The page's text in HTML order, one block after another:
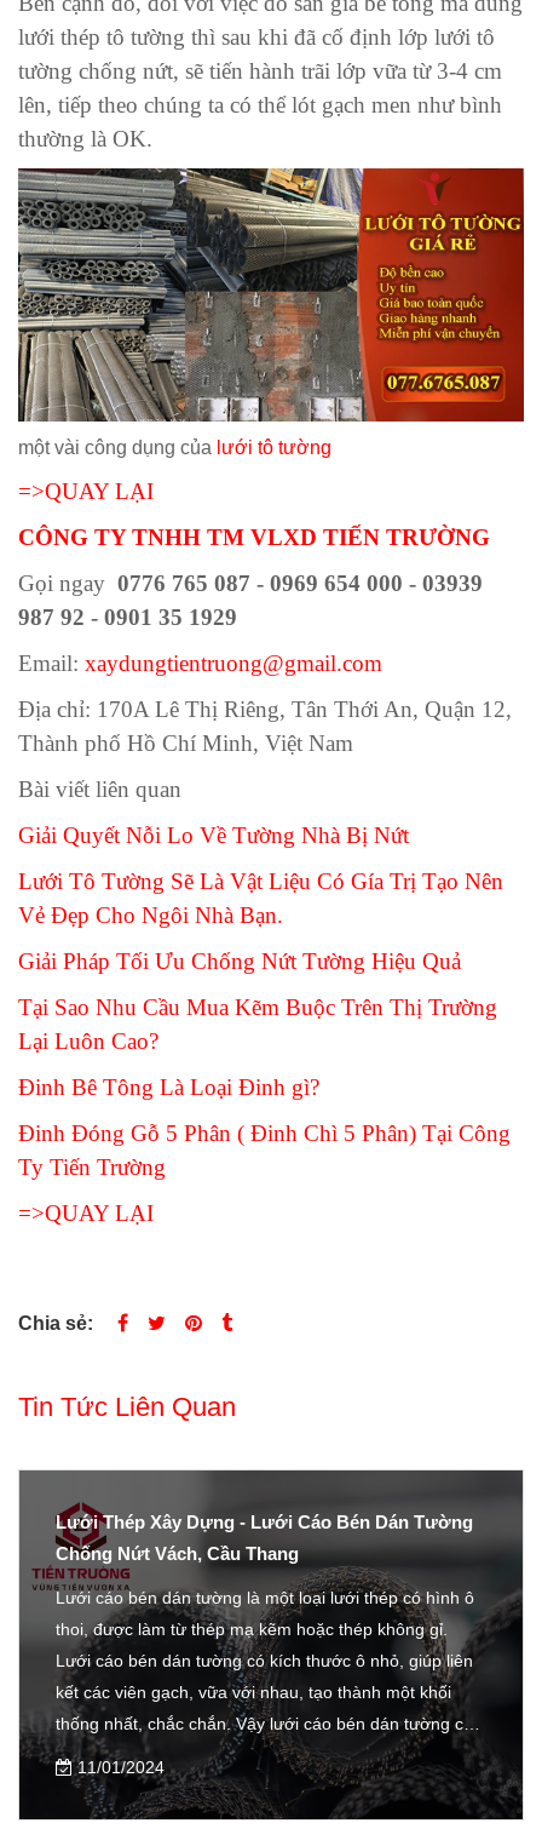
lưới thép tô tường thì sau khi đã cố định lớp lưới tô
tường chống nứt, sẽ tiến hành trãi lớp vữa từ 3-4 cm
lên, tiếp theo chúng ta có thể lót gạch men như bình
thường là OK.
một vài công dụng của lưới tô tường
=>QUAY LẠI
CÔNG TY TNHH TM VLXD TIẾN TRƯỜNG
Gọi ngay 0776 765 087 - 0969 654 000 - 03939
987 92 - 0901 35 1929
Email: xaydungtientruong@gmail.com
Địa chỉ: 170A Lê Thị Riêng, Tân Thới An, Quận 12,
Thành phố Hồ Chí Minh, Việt Nam
Bài viết liên quan
Giải Quyết Nỗi Lo Về Tường Nhà Bị Nứt
Lưới Tô Tường Sẽ Là Vật Liệu Có Gía Trị Tạo Nên
Vẻ Đẹp Cho Ngôi Nhà Bạn.
Giải Pháp Tối Ưu Chống Nứt Tường Hiệu Quả
Tại Sao Nhu Cầu Mua Kẽm Buộc Trên Thị Trường
Lại Luôn Cao?
Đinh Bê Tông Là Loại Đinh gì?
Đinh Đóng Gỗ 5 Phân ( Đinh Chì 5 Phân) Tại Công
Ty Tiến Trường
=>QUAY LẠI
Chia sẻ:
Tin Tức Liên Quan
Lưới Thép Xây Dựng - Lưới Cáo Bén Dán Tường
Chống Nứt Vách, Cầu Thang
Lưới cáo bén dán tường là một loại lưới thép có hình ô
thoi, được làm từ thép mạ kẽm hoặc thép không gỉ.
Lưới cáo bén dán tường có kích thước ô nhỏ, giúp liên
kết các viên gạch, vữa với nhau, tạo thành một khối
thống nhất, chắc chắn. Vậy lưới cáo bén dán tường có
những ưu điểm gì? Cách sử dụng lưới cáo bén dán
tường như thế nào? Hãy cùng tìm hiểu trong bài viết
sau nhé!
11/01/2024